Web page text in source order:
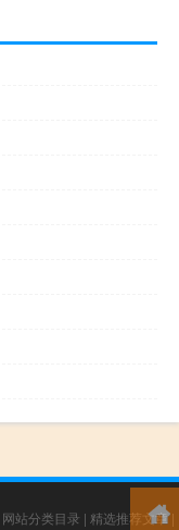
网站分类目录 | 精选推荐文章|